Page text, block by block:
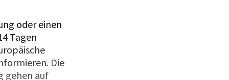
oder einen
Tagen
Die
gehen auf